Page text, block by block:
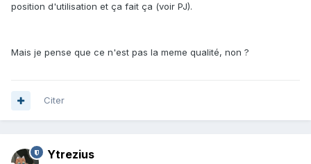
position d'utilisation et ça fait ça (voir PJ).
Mais je pense que ce n'est pas la meme qualité, non ?
Citer
Ytrezius